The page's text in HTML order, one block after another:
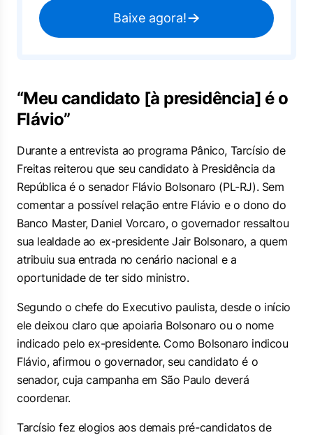
Baixe agora!
“Meu candidato [à presidência] é o
Flávio”
Durante a entrevista ao programa Pânico, Tarcísio de
Freitas reiterou que seu candidato à Presidência da
República é o senador Flávio Bolsonaro (PL-RJ). Sem
comentar a possível relação entre Flávio e o dono do
Banco Master, Daniel Vorcaro, o governador ressaltou
sua lealdade ao ex-presidente Jair Bolsonaro, a quem
atribuiu sua entrada no cenário nacional e a
oportunidade de ter sido ministro.
Segundo o chefe do Executivo paulista, desde o início
ele deixou claro que apoiaria Bolsonaro ou o nome
indicado pelo ex-presidente. Como Bolsonaro indicou
Flávio, afirmou o governador, seu candidato é o
senador, cuja campanha em São Paulo deverá
coordenar.
Tarcísio fez elogios aos demais pré-candidatos de